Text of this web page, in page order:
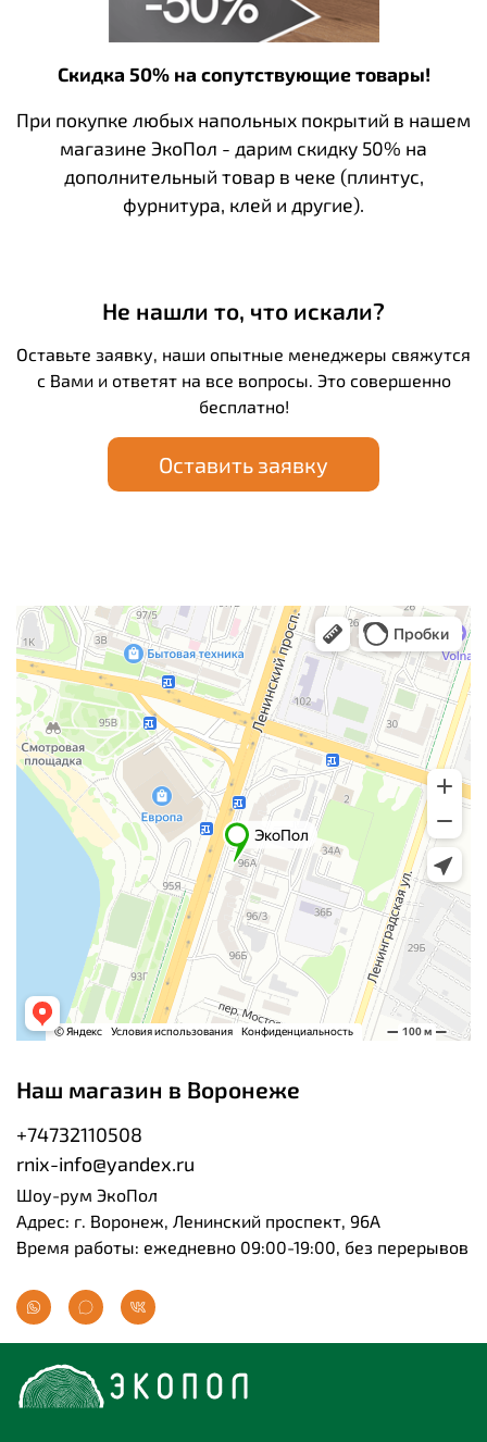
Скидка 50% на сопутствующие товары!
При покупке любых напольных покрытий в нашем
магазине ЭкоПол - дарим скидку 50% на
дополнительный товар в чеке (плинтус,
фурнитура, клей и другие).
Не нашли то, что искали?
Оставьте заявку, наши опытные менеджеры свяжутся
с Вами и ответят на все вопросы. Это совершенно
бесплатно!
Оставить заявку
Наш магазин в Воронеже
+74732110508
rnix-info@yandex.ru
Шоу-рум ЭкоПол
Адрес: г. Воронеж, Ленинский проспект, 96А
Время работы: ежедневно 09:00-19:00, без перерывов